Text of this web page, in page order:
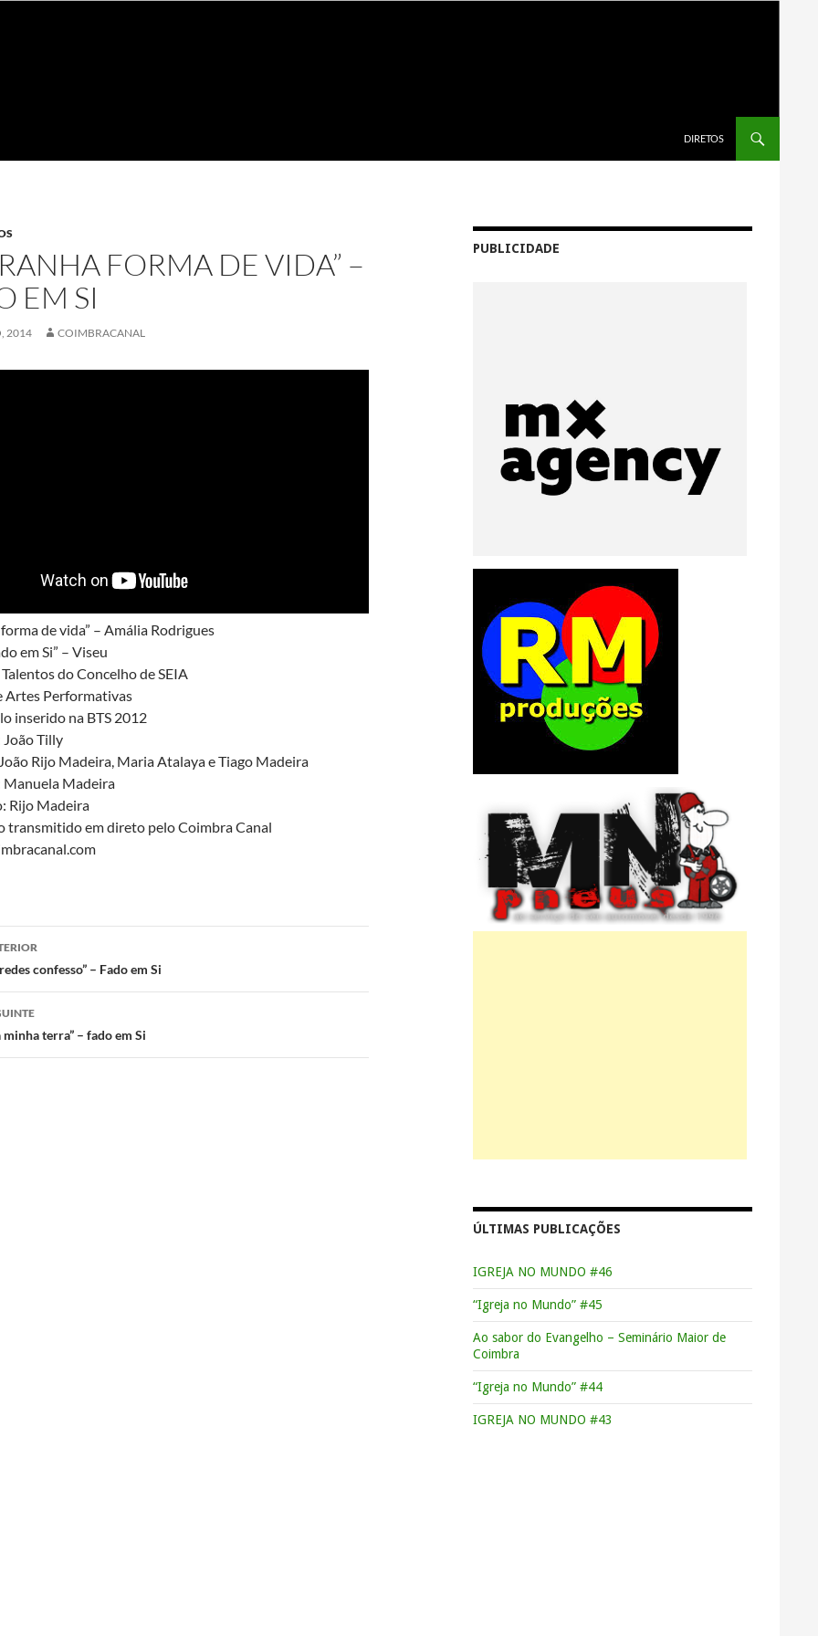
DIRETOS
FORMA DE VIDA” –
EM SI
2014 COIMBRACANAL
de vida” – Amália Rodrigues
em Si” – Viseu
Talentos do Concelho de SEIA
Artes Performativas
inserido na BTS 2012
João Tilly
Rijo Madeira, Maria Atalaya e Tiago Madeira
Manuela Madeira
Rijo Madeira
transmitido em direto pelo Coimbra Canal
confesso” – Fado em Si
minha terra” – fado em Si
PUBLICIDADE
ÚLTIMAS PUBLICAÇÕES
IGREJA NO MUNDO #46
“Igreja no Mundo” #45
Ao sabor do Evangelho – Seminário Maior de
Coimbra
“Igreja no Mundo” #44
IGREJA NO MUNDO #43